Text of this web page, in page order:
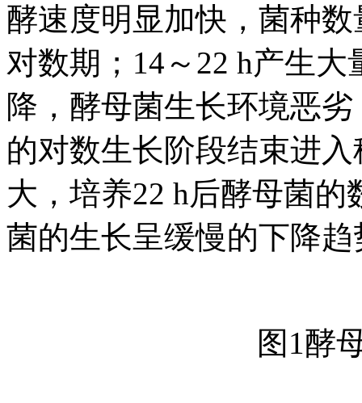
酵速度明显加快，菌种
对数期；14～22 h产生
降，酵母菌生长环境恶
的对数生长阶段结束进
大，培养22 h后酵母菌
菌的生长呈缓慢的下降
图1酵